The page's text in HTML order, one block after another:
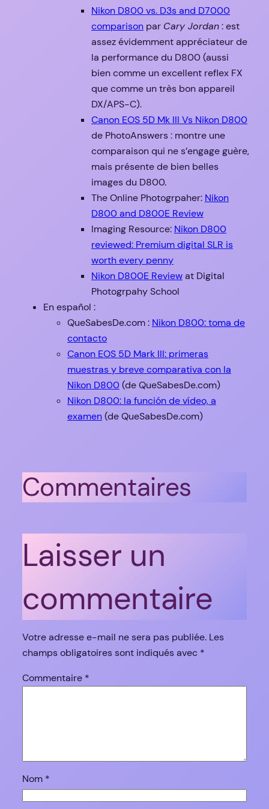
Nikon D800 vs. D3s and D7000
comparison par Cary Jordan: est
assez évidemment appréciateur de
la performance du D800 (aussi
bien comme un excellent reflex FX
que comme un très bon appareil
DX/APS-C).
Canon EOS 5D Mk III Vs Nikon D800
de PhotoAnswers : montre une
comparaison qui ne s’engage guère,
mais présente de bien belles
images du D800.
The Online Photogrpaher: Nikon
D800 and D800E Review
Imaging Resource: Nikon D800
reviewed: Premium digital SLR is
worth every penny
Nikon D800E Reviewat Digital
Photogrpahy School
En español :
QueSabesDe.com : Nikon D800: toma de
contacto
Canon EOS 5D Mark III: primeras
muestras y breve comparativa con la
Nikon D800(de QueSabesDe.com)
Nikon D800: la función de vídeo, a
examen(de QueSabesDe.com)
Commentaires
Laisser un
commentaire
Votre adresse e-mail ne sera pas publiée. Les
champs obligatoires sont indiqués avec *
Commentaire *
Nom *